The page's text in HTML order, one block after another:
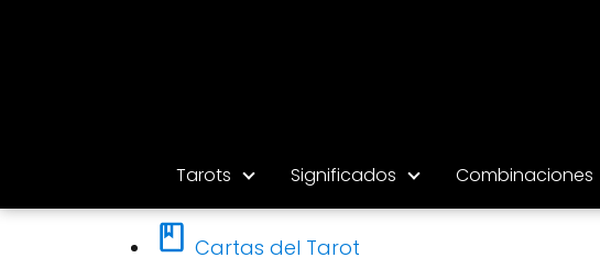
Tarots Significados Combinaciones
Cartas del Tarot